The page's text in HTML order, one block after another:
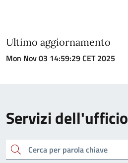
Ultimo aggiornamento
Mon Nov 03 14:59:29 CET 2025
Servizi dell'ufficio
cerca